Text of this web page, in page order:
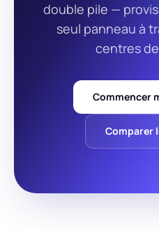
double pile —
seul panneau à
centres
Commencer
Comparer